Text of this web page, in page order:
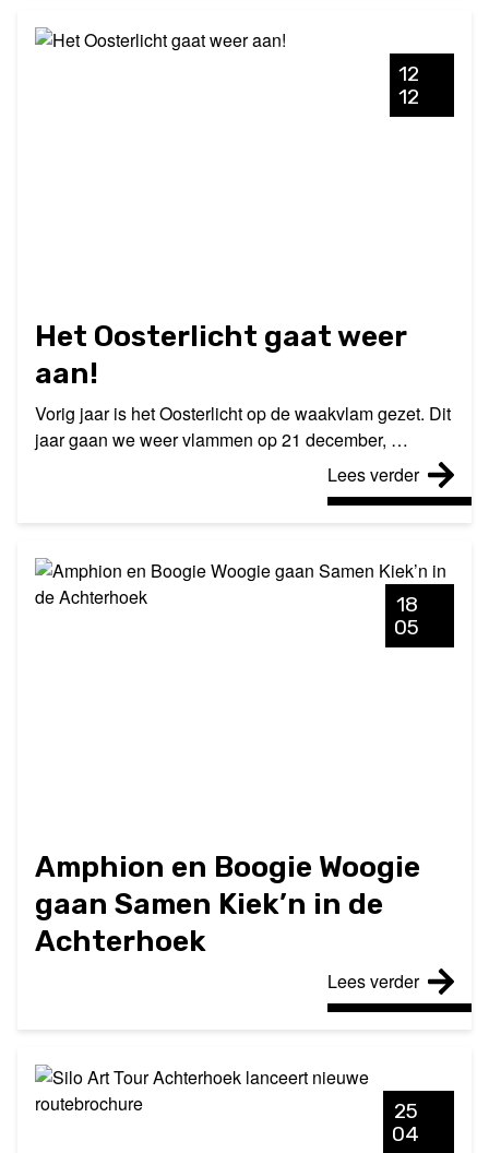
12
12
Het Oosterlicht gaat weer
aan!
Vorig jaar is het Oosterlicht op de waakvlam gezet. Dit
jaar gaan we weer vlammen op 21 december, …
Lees verder
18
05
Amphion en Boogie Woogie
gaan Samen Kiek’n in de
Achterhoek
Lees verder
25
04